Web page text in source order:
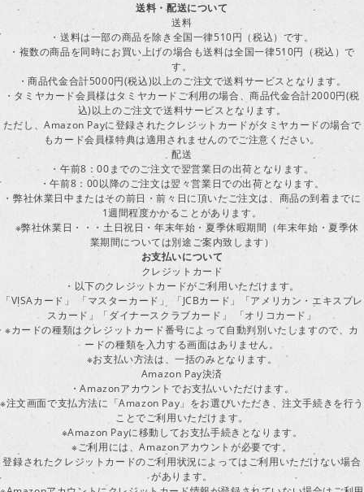
送料・配送について
送料
・送料は一部の商品を除き全国一律510円（税込）です。
・複数の商品を同時にお買い上げの場合も送料は全国一律510円（税込）で
す。
・商品代金合計5000円(税込)以上のご注文で送料サービスとなります。
・タミヤカード会員様はタミヤカードご利用の場合、商品代金合計2000円(税
込)以上のご注文で送料サービスとなります。
ただし、Amazon Payに登録されたクレジットカードがタミヤカードの場合で
もカード会員様特典は適用されませんのでご注意ください。
配送
・午前8：00までのご注文で翌営業日の出荷となります。
・午前8：00以降のご注文は翌々営業日での出荷となります。
・弊社休業日中またはその前日・前々日に頂いたご注文は、商品の到着までに
1週間程度かかることがあります。
※弊社休業日・・・土日祝日・年末年始・夏季休暇期間（年末年始・夏季休
業期間については別途ご案内致します）
お支払いについて
クレジットカード
・以下のクレジットカードがご利用いただけます。
「VISAカード」 「マスターカード」 「JCBカード」「アメリカン・エキスプレ
スカード」「ダイナースクラブカード」 「オリコカード」
※カードの種類はクレジットカード番号によって自動判別いたしますので、カ
ードの種類を入力する画面はありません。
※お支払い方法は、一括のみとなります。
Amazon Pay決済
・Amazonアカウントでお支払いいただけます。
※注文画面で支払方法に「Amazon Pay」をお選びいただき、注文手続きを行う
ことでご利用いただけます。
※Amazon Payに移動してお支払手続きとなります。
※ご利用には、Amazonアカウントが必要です。
登録されたクレジットカードのご利用状況によってはご利用いただけない場合
があります。